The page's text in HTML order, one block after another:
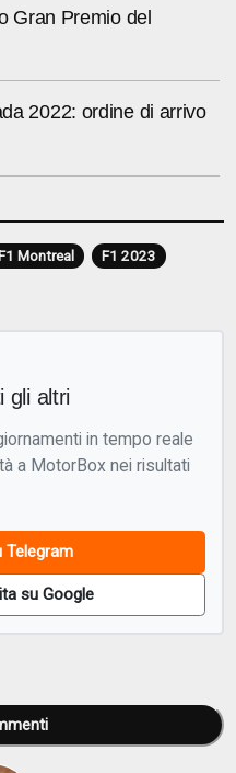
Gran Premio del
2022: ordine di arrivo
Montreal
F1 2023
gli altri
in tempo reale
a MotorBox nei risultati
Telegram
su Google